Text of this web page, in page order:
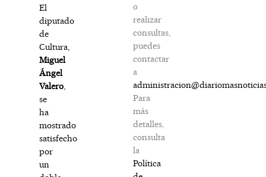
El
diputado
de
Cultura,
Miguel
Ángel
Valero,
se
ha
mostrado
satisfecho
por
un
o
realizar
consultas,
puedes
contactar
a
Para
más
detalles,
consulta
la
Política